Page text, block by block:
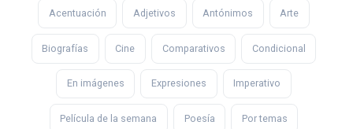
Acentuación Adjetivos Antónimos Arte
Biografías Cine Comparativos Condicional
En imágenes Expresiones Imperativo
Película de la semana Poesía Por temas